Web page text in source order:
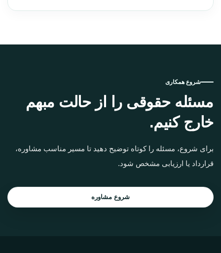
شروع همکاری
مسئله حقوقی را از حالت مبهم
خارج کنیم.
برای شروع، مسئله را کوتاه توضیح دهید تا مسیر مناسب مشاوره،
قرارداد یا ارزیابی مشخص شود.
شروع مشاوره